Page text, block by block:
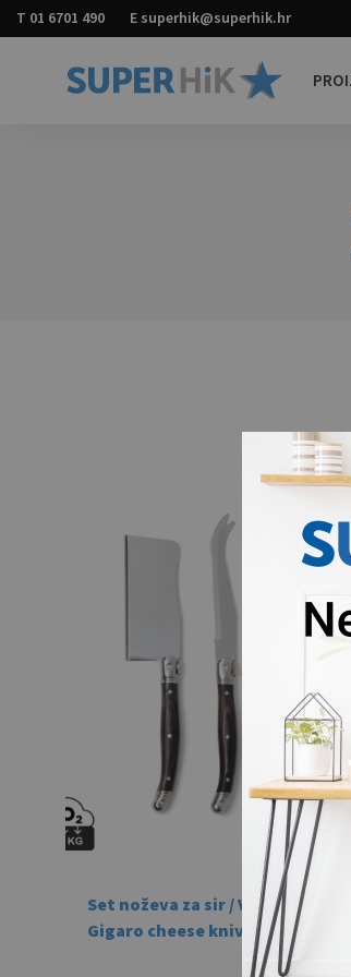
T 01 6701 490 E superhik@superhik.hr
Set noževa za sir / VINGA
Gigaro cheese knives